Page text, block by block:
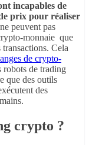
incapables de
prix pour réaliser
peuvent pas
monnaie que
Cela
de crypto-
robots de trading
que des outils
des
crypto ?